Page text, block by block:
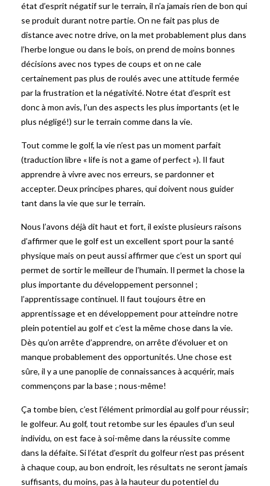
état d’esprit négatif sur le terrain, il n’a jamais rien de bon qui
se produit durant notre partie. On ne fait pas plus de
distance avec notre drive, on la met probablement plus dans
l’herbe longue ou dans le bois, on prend de moins bonnes
décisions avec nos types de coups et on ne cale
certainement pas plus de roulés avec une attitude fermée
par la frustration et la négativité. Notre état d’esprit est
donc à mon avis, l’un des aspects les plus importants (et le
plus négligé!) sur le terrain comme dans la vie.
Tout comme le golf, la vie n’est pas un moment parfait
(traduction libre « life is not a game of perfect »). Il faut
apprendre à vivre avec nos erreurs, se pardonner et
accepter. Deux principes phares, qui doivent nous guider
tant dans la vie que sur le terrain.
Nous l’avons déjà dit haut et fort, il existe plusieurs raisons
d’affirmer que le golf est un excellent sport pour la santé
physique mais on peut aussi affirmer que c’est un sport qui
permet de sortir le meilleur de l’humain. Il permet la chose la
plus importante du développement personnel ;
l’apprentissage continuel. Il faut toujours être en
apprentissage et en développement pour atteindre notre
plein potentiel au golf et c’est la même chose dans la vie.
Dès qu’on arrête d’apprendre, on arrête d’évoluer et on
manque probablement des opportunités. Une chose est
sûre, il y a une panoplie de connaissances à acquérir, mais
commençons par la base ; nous-même!
Ça tombe bien, c’est l’élément primordial au golf pour réussir;
le golfeur. Au golf, tout retombe sur les épaules d’un seul
individu, on est face à soi-même dans la réussite comme
dans la défaite. Si l’état d’esprit du golfeur n’est pas présent
à chaque coup, au bon endroit, les résultats ne seront jamais
suffisants, du moins, pas à la hauteur du potentiel du